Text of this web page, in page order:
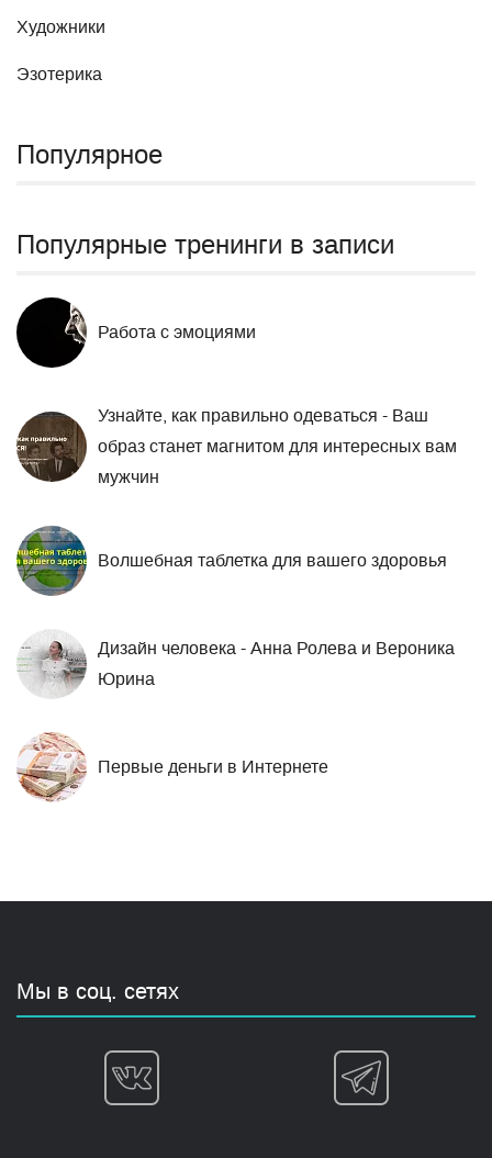
Художники
Эзотерика
Популярное
Популярные тренинги в записи
Работа с эмоциями
Узнайте, как правильно одеваться - Ваш
образ станет магнитом для интересных вам
мужчин
Волшебная таблетка для вашего здоровья
Дизайн человека - Анна Ролева и Вероника
Юрина
Первые деньги в Интернете
Мы в соц. сетях